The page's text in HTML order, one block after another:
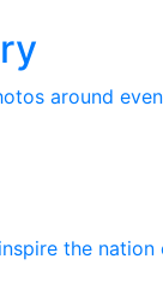
around
the